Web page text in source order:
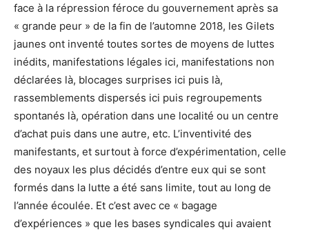
face à la répression féroce du gouvernement après sa
« grande peur » de la fin de l’automne 2018, les Gilets
jaunes ont inventé toutes sortes de moyens de luttes
inédits, manifestations légales ici, manifestations non
déclarées là, blocages surprises ici puis là,
rassemblements dispersés ici puis regroupements
spontanés là, opération dans une localité ou un centre
d’achat puis dans une autre, etc. L’inventivité des
manifestants, et surtout à force d’expérimentation, celle
des noyaux les plus décidés d’entre eux qui se sont
formés dans la lutte a été sans limite, tout au long de
l’année écoulée. Et c’est avec ce « bagage
d’expériences » que les bases syndicales qui avaient